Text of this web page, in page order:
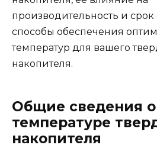
производительность и срок
способы обеспечения
температур для вашего
накопителя.
Общие сведения о
температуре
накопителя